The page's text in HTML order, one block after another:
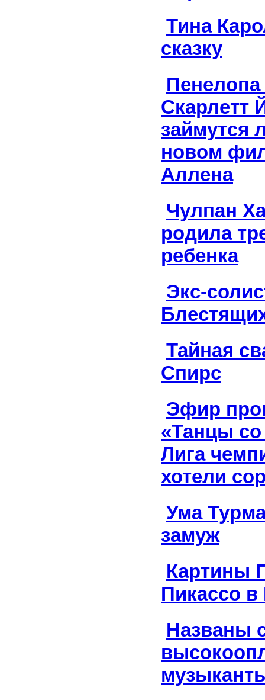
Тина
сказку
Пенелопа
Скарлетт
займутся
новом
Аллена
Чулпан
родила
ребенка
Экс-
Тайная
Спирс
Эфир
«Танцы со
Лига
хотели
Ума
замуж
Картины
Пикассо в
Названы